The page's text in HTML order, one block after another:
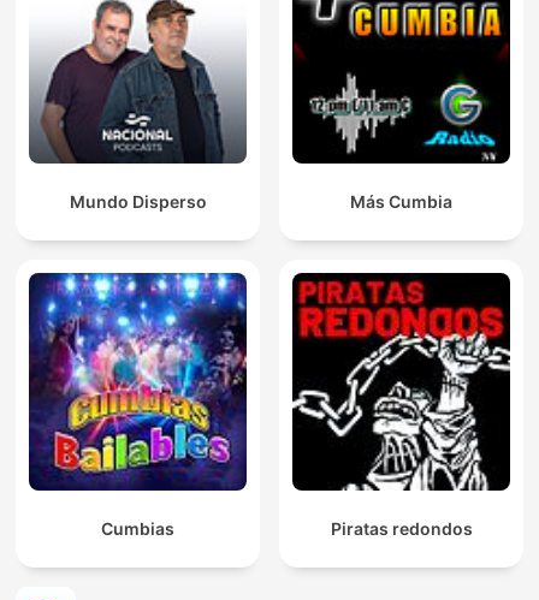
Mundo Disperso Más Cumbia
Cumbias Piratas redondos